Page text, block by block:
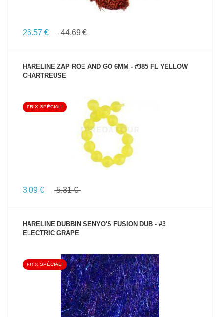
26.57 € 44.69 €
HARELINE ZAP ROE AND GO 6MM - #385 FL YELLOW
CHARTREUSE
VOIR LE PRODUIT
PRIX SPÉCIAL!
3.09 € 5.31 €
HARELINE DUBBIN SENYO'S FUSION DUB - #3
ELECTRIC GRAPE
VOIR LE PRODUIT
PRIX SPÉCIAL!